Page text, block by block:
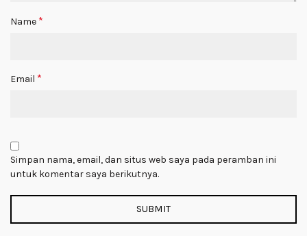
Name *
Email *
Simpan nama, email, dan situs web saya pada peramban ini
untuk komentar saya berikutnya.